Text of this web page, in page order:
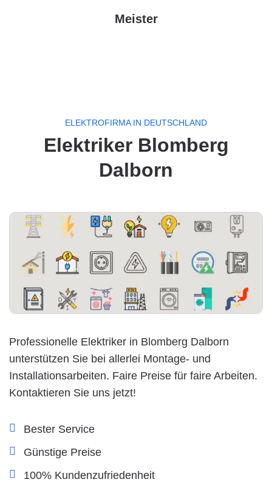
Meister
ELEKTROFIRMA IN DEUTSCHLAND
Elektriker Blomberg
Dalborn
Professionelle Elektriker in Blomberg Dalborn
unterstützen Sie bei allerlei Montage- und
Installationsarbeiten. Faire Preise für faire Arbeiten.
Kontaktieren Sie uns jetzt!
Bester Service
Günstige Preise
100% Kundenzufriedenheit